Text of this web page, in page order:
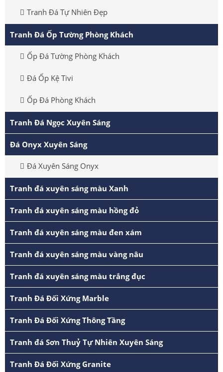
Tranh Đá Tự Nhiên Đẹp
Tranh Đá Ốp Tường Phòng Khách
Ốp Đá Tường Phòng Khách
Đá Ốp Kệ Tivi
Ốp Đá Phòng Khách
Tranh Đá Ngọc Xuyên Sáng
Đá Onyx Xuyên Sáng
Đá Xuyên Sáng Onyx
Tranh đá xuyên sáng màu Xanh
Tranh đá xuyên sáng màu hồng đỏ
Tranh đá xuyên sáng màu đen xám
Tranh đá xuyên sáng màu vàng nâu
Tranh đá xuyên sáng màu trắng đục
Tranh Đá Đối Xứng Marble
Tranh Đá Đối Xứng Thông Tầng
Tranh đá Sơn Thuỷ Tự Nhiên Xuyên Sáng
Tranh Đá Đối Xứng Granite